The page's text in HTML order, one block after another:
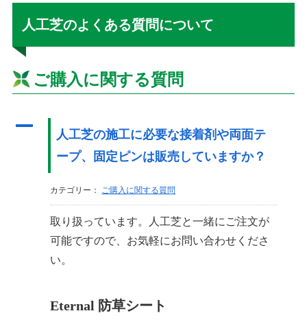
人工芝のよくある質問について
ご購入に関する質問
A
人工芝の施工に必要な接着剤や両面テ
ープ、固定ピンは販売していますか？
カテゴリー： ご購入に関する質問
取り扱っています。人工芝と一緒にご注文が
可能ですので、お気軽にお問い合わせくださ
い。
Eternal 防草シート